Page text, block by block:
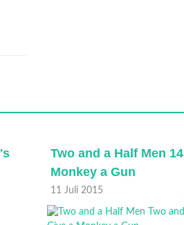
Two and a Half Men
His Hookers
11 Juli 2015